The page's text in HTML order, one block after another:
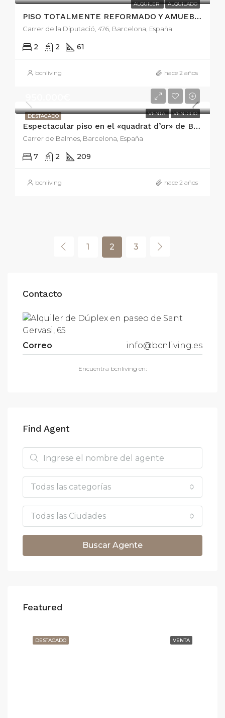
ALQUILER ALQUILADO
PISO TOTALMENTE REFORMADO Y AMUEBLADO A ESTRENAR.
Carrer de la Diputació, 476, Barcelona, España
2 2 61
bcnliving hace 2 años
DESTACADO VENTA VENDIDO
Espectacular piso en el «quadrat d’or» de Barcelona.
Carrer de Balmes, Barcelona, España
7 2 209
bcnliving hace 2 años
1 2 3
Contacto
Correo info@bcnliving.es
Encuentra bcnliving en:
Find Agent
Todas las categorías
Todas las Ciudades
Buscar Agente
Featured
VENTA
DESTACADO
950.000€